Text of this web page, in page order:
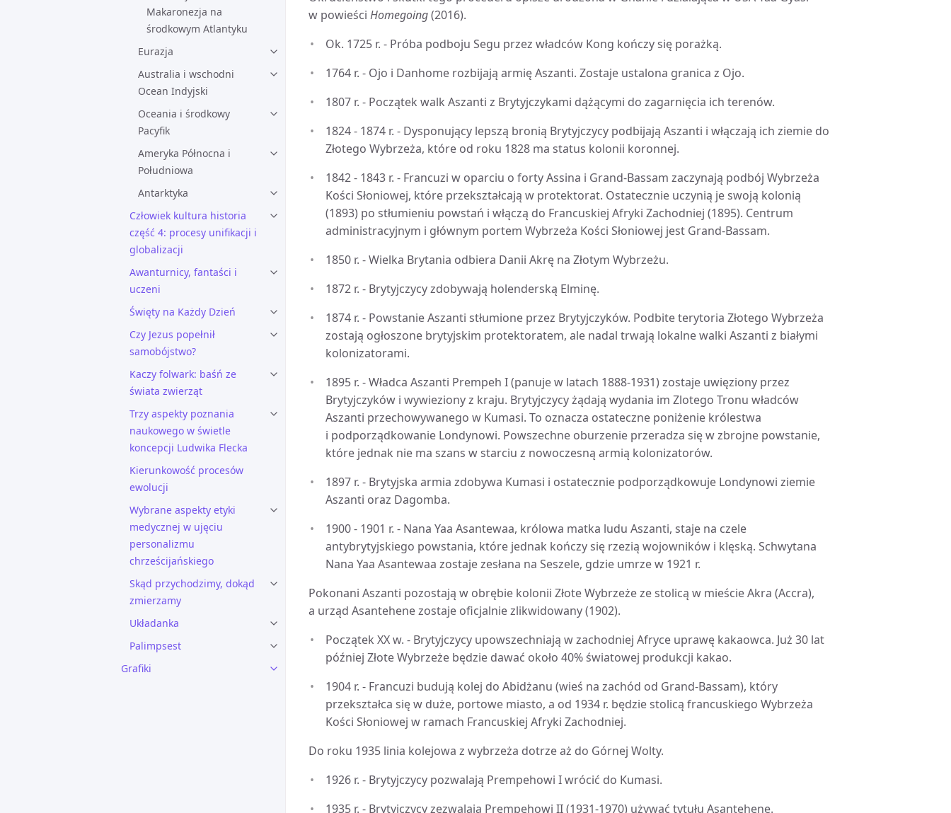
Makaronezja na
środkowym Atlantyku
Eurazja
Australia i wschodni
Ocean Indyjski
Oceania i środkowy
Pacyfik
Ameryka Północna i
Południowa
Antarktyka
Człowiek kultura historia
część 4: procesy unifikacji i
globalizacji
Awanturnicy, fantaści i
uczeni
Święty na Każdy Dzień
Czy Jezus popełnił
samobójstwo?
Kaczy folwark: baśń ze
świata zwierząt
Trzy aspekty poznania
naukowego w świetle
koncepcji Ludwika Flecka
Kierunkowość procesów
ewolucji
Wybrane aspekty etyki
medycznej w ujęciu
personalizmu
chrześcijańskiego
Skąd przychodzimy, dokąd
zmierzamy
Układanka
Palimpsest
Grafiki
w powieści Homegoing(2016).
Ok. 1725 r. - Próba podboju Segu przez władców Kong kończy się porażką.
1764 r. - Ojo i Danhome rozbijają armię Aszanti. Zostaje ustalona granica z Ojo.
1807 r. - Początek walk Aszanti z Brytyjczykami dążącymi do zagarnięcia ich terenów.
1824 - 1874 r. - Dysponujący lepszą bronią Brytyjczycy podbijają Aszanti i włączają ich ziemie do
Złotego Wybrzeża, które od roku 1828 ma status kolonii koronnej.
1842 - 1843 r. - Francuzi w oparciu o forty Assina i Grand-Bassam zaczynają podbój Wybrzeża
Kości Słoniowej, które przekształcają w protektorat. Ostatecznie uczynią je swoją kolonią
(1893) po stłumieniu powstań i włączą do Francuskiej Afryki Zachodniej (1895). Centrum
administracyjnym i głównym portem Wybrzeża Kości Słoniowej jest Grand-Bassam.
1850 r. - Wielka Brytania odbiera Danii Akrę na Złotym Wybrzeżu.
1872 r. - Brytyjczycy zdobywają holenderską Elminę.
1874 r. - Powstanie Aszanti stłumione przez Brytyjczyków. Podbite terytoria Złotego Wybrzeża
zostają ogłoszone brytyjskim protektoratem, ale nadal trwają lokalne walki Aszanti z białymi
kolonizatorami.
1895 r. - Władca Aszanti Prempeh I (panuje w latach 1888-1931) zostaje uwięziony przez
Brytyjczyków i wywieziony z kraju. Brytyjczycy żądają wydania im Zlotego Tronu władców
Aszanti przechowywanego w Kumasi. To oznacza ostateczne poniżenie królestwa
i podporządkowanie Londynowi. Powszechne oburzenie przeradza się w zbrojne powstanie,
które jednak nie ma szans w starciu z nowoczesną armią kolonizatorów.
1897 r. - Brytyjska armia zdobywa Kumasi i ostatecznie podporządkowuje Londynowi ziemie
Aszanti oraz Dagomba.
1900 - 1901 r. - Nana Yaa Asantewaa, królowa matka ludu Aszanti, staje na czele
antybrytyjskiego powstania, które jednak kończy się rzezią wojowników i klęską. Schwytana
Nana Yaa Asantewaa zostaje zesłana na Seszele, gdzie umrze w 1921 r.
Pokonani Aszanti pozostają w obrębie kolonii Złote Wybrzeże ze stolicą w mieście Akra (Accra),
a urząd Asantehene zostaje oficjalnie zlikwidowany (1902).
Początek XX w. - Brytyjczycy upowszechniają w zachodniej Afryce uprawę kakaowca. Już 30 lat
później Złote Wybrzeże będzie dawać około 40% światowej produkcji kakao.
1904 r. - Francuzi budują kolej do Abidżanu (wieś na zachód od Grand-Bassam), który
przekształca się w duże, portowe miasto, a od 1934 r. będzie stolicą francuskiego Wybrzeża
Kości Słoniowej w ramach Francuskiej Afryki Zachodniej.
Do roku 1935 linia kolejowa z wybrzeża dotrze aż do Górnej Wolty.
1926 r. - Brytyjczycy pozwalają Prempehowi I wrócić do Kumasi.
1935 r. - Brytyjczycy zezwalają Prempehowi II (1931-1970) używać tytułu Asantehene.